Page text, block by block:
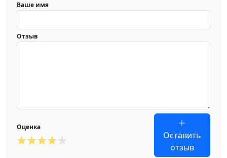
Ваше имя
Отзыв
Оценка
Оставить
отзыв